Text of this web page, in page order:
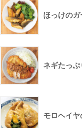
ほっけの
ネギたっぷ
モロヘイヤ